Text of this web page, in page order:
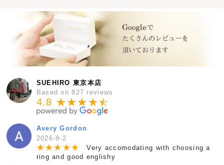
SUEHIRO 東京本店
Based on 827 reviews
4.8 ★★★★★
☆
Avery Gordon
2026-8-2
★★★ ★★
Very accomodating with choosing a
ring and good englishy